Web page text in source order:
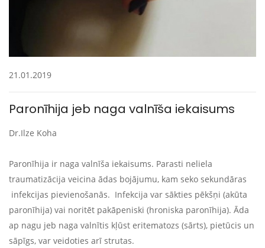
21.01.2019
Paronīhija jeb naga valnīša iekaisums
Dr.Ilze Koha
Paronīhija ir naga valnīša iekaisums. Parasti neliela
traumatizācija veicina ādas bojājumu, kam seko sekundāras
infekcijas pievienošanās. Infekcija var sākties pēkšņi (akūta
paronīhija) vai noritēt pakāpeniski (hroniska paronīhija). Āda
ap nagu jeb naga valnītis kļūst eritematozs (sārts), pietūcis un
sāpīgs, var veidoties arī strutas.